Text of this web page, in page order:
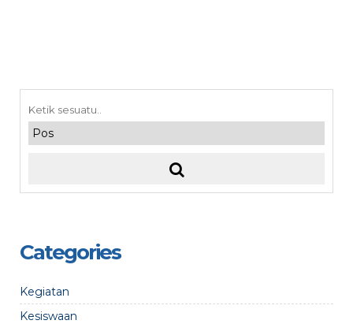
Categories
Kegiatan
Kesiswaan